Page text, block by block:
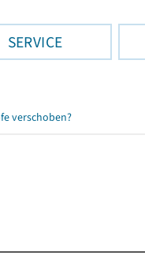
SERVICE
verschoben?